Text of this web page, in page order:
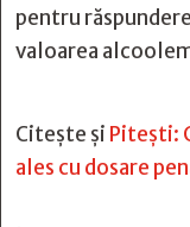
pentru
valoarea
Citește și Pitești:
ales cu dosare